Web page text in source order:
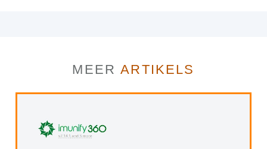
MEERARTIKELS